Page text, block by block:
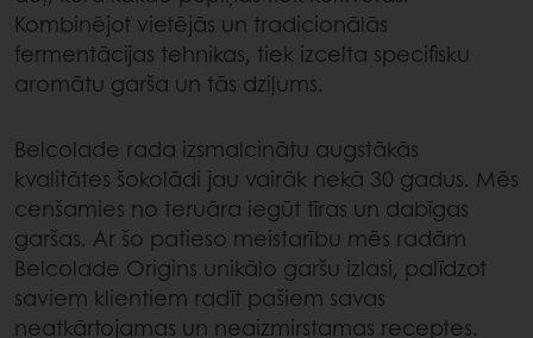
Kombinējot vietējās un tradicionālās
fermentācijas tehnikas, tiek izcelta specifisku
aromātu garša un tās dziļums.
Belcolade rada izsmalcinātu augstākās
kvalitātes šokolādi jau vairāk nekā 30 gadus. Mēs
cenšamies no teruāra iegūt tīras un dabīgas
garšas. Ar šo patieso meistarību mēs radām
Belcolade Origins unikālo garšu izlasi, palīdzot
saviem klientiem radīt pašiem savas
neatkārtojamas un neaizmirstamas receptes.